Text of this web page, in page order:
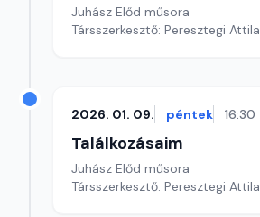
Juhász Előd műsora
Társszerkesztő: Peresztegi Attila
2026. 01. 09. péntek 16:30
Találkozásaim
Juhász Előd műsora
Társszerkesztő: Peresztegi Attila